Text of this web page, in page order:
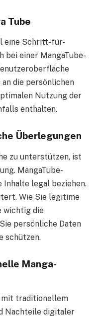
Tube
eine Schritt-für-
bei einer MangaTube-
die persönlichen
Nutzung der
enthalten.
Überlegungen
zu unterstützen, ist
MangaTube-
Inhalte legal beziehen.
Wie Sie legitime
wichtig die
persönliche Daten
schützen.
Manga-
mit traditionellem
Nachteile digitaler